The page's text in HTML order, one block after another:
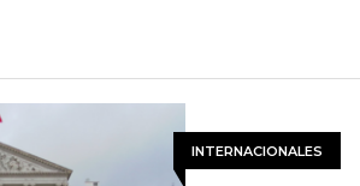
INTERNACIONALES